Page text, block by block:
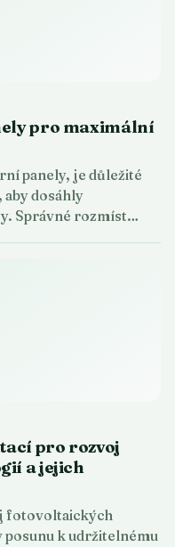
pro maximální
panely, je důležité
dosáhly
Správné rozmíst…
pro rozvoj
a jejich
fotovoltaických
k udržitelnému